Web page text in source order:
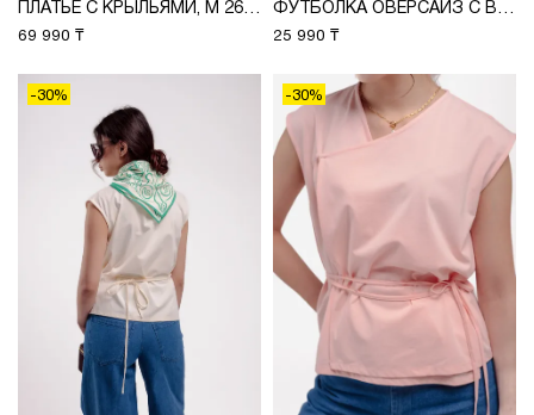
ПЛАТЬЕ С КРЫЛЬЯМИ, М 2637
69 990 ₸
ФУТБОЛКА ОВЕРСАЙЗ С ВЫШИВКОЙ, М 2626
25 990 ₸
-30% -30%